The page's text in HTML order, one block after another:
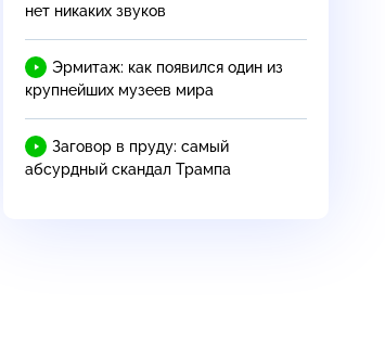
нет никаких звуков
Эрмитаж: как появился один из
крупнейших музеев мира
Заговор в пруду: самый
абсурдный скандал Трампа